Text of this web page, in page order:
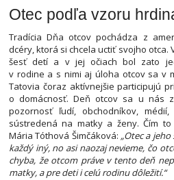
Otec podľa vzoru
Tradícia Dňa otcov pochádza z
dcéry, ktorá si chcela uctiť svojho otca.
šesť detí a v jej očiach bol zato
v rodine a s nimi aj úloha otcov sa v
Tatovia čoraz aktívnejšie participujú
o domácnosť. Deň otcov sa u nás
pozornosť ľudí, obchodníkov,
sústredená na matky a ženy. Čím to
Mária Tóthová Šimčáková: „Otec a
každý iný, no asi naozaj nevieme, čo
chyba, že otcom práve v tento deň
matky, a pre deti i celú rodinu dôležití.“